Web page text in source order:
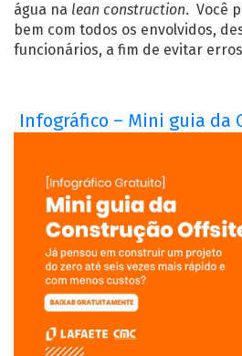
água na lean construction. Você
bem com todos os envolvidos,
funcionários, a fim de evitar
Infográfico – Mini guia da